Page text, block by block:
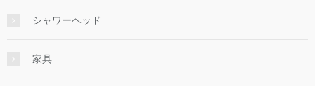
シャワーヘッド
家具